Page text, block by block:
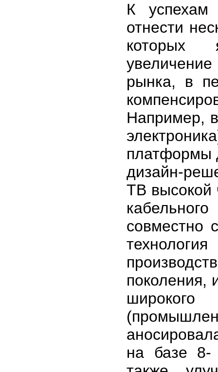
К
отнести
которых
рынка, в
Например,
платформы
дизайн-
ТВ высокой
совместно
поколения,
на базе 8-